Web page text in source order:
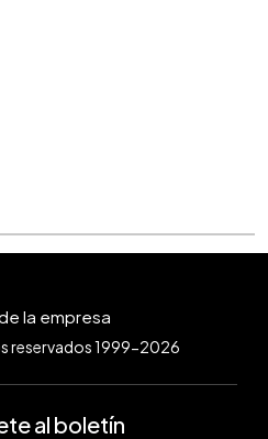
reservados 1999-2026
al boletín